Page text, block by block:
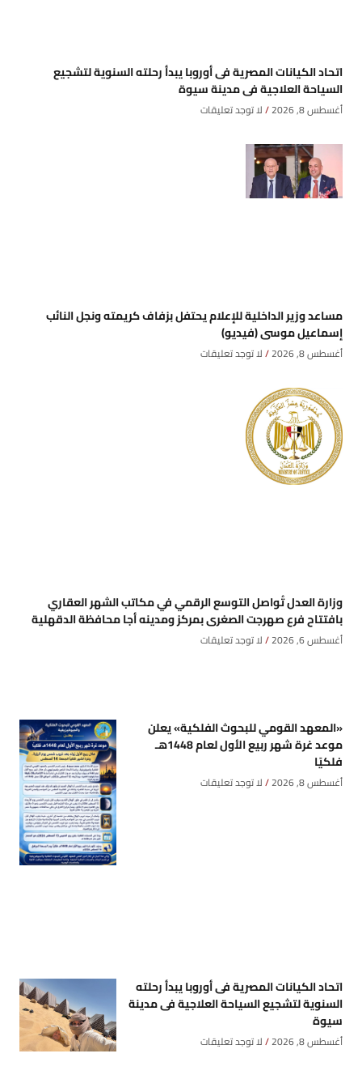
اتحاد الكيانات المصرية فى أوروبا يبدأ رحلته السنوية لتشجيع
السياحة العلاجية فى مدينة سيوة
أغسطس 8, 2026 لا توجد تعليقات
مساعد وزير الداخلية للإعلام يحتفل بزفاف كريمته ونجل النائب
إسماعيل موسى (فيديو)
أغسطس 8, 2026 لا توجد تعليقات
وزارة العدل تُواصل التوسع الرقمي في مكاتب الشهر العقاري
بافتتاح فرع صهرجت الصغرى بمركز ومدينه أجا محافظة الدقهلية
أغسطس 6, 2026 لا توجد تعليقات
«المعهد القومي للبحوث الفلكية» يعلن
موعد غرة شهر ربيع الأول لعام 1448هـ
فلكيًا
أغسطس 8, 2026 لا توجد تعليقات
اتحاد الكيانات المصرية فى أوروبا يبدأ رحلته
السنوية لتشجيع السياحة العلاجية فى مدينة
سيوة
أغسطس 8, 2026 لا توجد تعليقات